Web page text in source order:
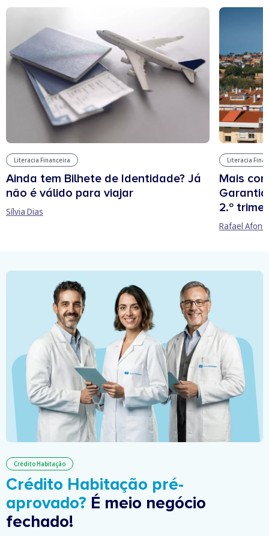
Literacia Financeira
Ainda tem Bilhete de Identidade? Já
não é válido para viajar
Sílvia Dias
Literacia
Mais
2.º
Rafael
Crédito Habitação
Crédito Habitação pré-
aprovado? É meio negócio
fechado!